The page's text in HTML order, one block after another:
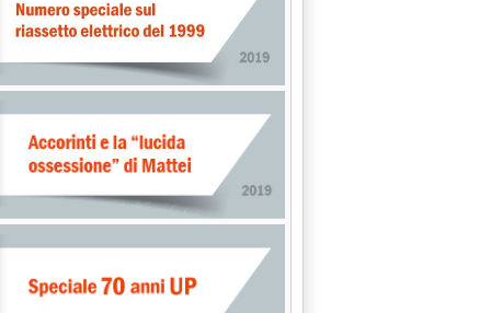
ORMAI IN ARRIVO DOCUMENTO CONSULTAZIONE